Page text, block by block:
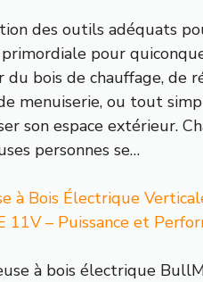
des outils adéquats
pour
du bois de chauffage, de
menuiserie, ou tout
son espace extérieur.
personnes se…
à Bois Électrique
11V – Puissance et
à bois électrique